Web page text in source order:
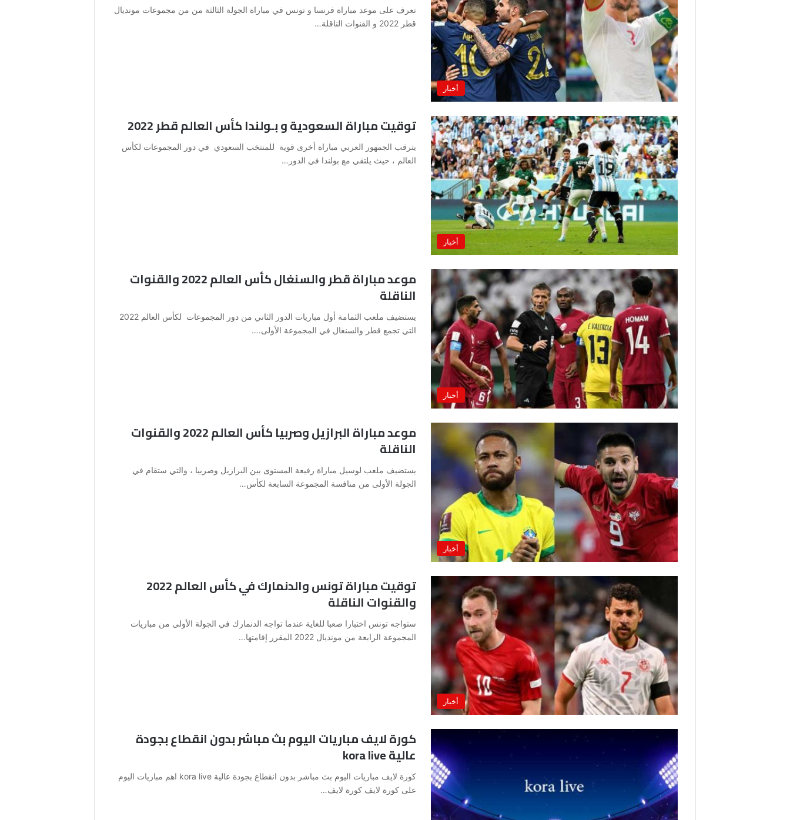
أخبار
تعرف على موعد مباراة فرنسا و تونس في مباراة الجولة الثالثة من من مجموعات مونديال
قطر 2022 و القنوات الناقلة…
أخبار
توقيت مباراة السعودية و بـولندا كأس العالم قطر 2022
يترقب الجمهور العربي مباراة أخرى قوية للمنتخب السعودي في دور المجموعات لكأس
العالم ، حيث يلتقي مع بولندا في الدور…
أخبار
موعد مباراة قطر والسنغال كأس العالم 2022 والقنوات
الناقلة
يستضيف ملعب الثمامة أول مباريات الدور الثاني من دور المجموعات لكأس العالم 2022
التي تجمع قطر والسنغال في المجموعة الأولى.…
أخبار
موعد مباراة البرازيل وصربيا كأس العالم 2022 والقنوات
الناقلة
يستضيف ملعب لوسيل مباراة رفيعة المستوى بين البرازيل وصربيا ، والتي ستقام في
الجولة الأولى من منافسة المجموعة السابعة لكأس…
أخبار
توقيت مباراة تونس والدنمارك في كأس العالم 2022
والقنوات الناقلة
ستواجه تونس اختبارا صعبا للغاية عندما تواجه الدنمارك في الجولة الأولى من مباريات
المجموعة الرابعة من مونديال 2022 المقرر إقامتها…
كورة لايف مباريات اليوم بث مباشر بدون انقطاع بجودة
عالية kora live
كورة لايف مباريات اليوم بث مباشر بدون انقطاع بجودة عالية kora live اهم مباريات اليوم
على كورة لايف كورة لايف…